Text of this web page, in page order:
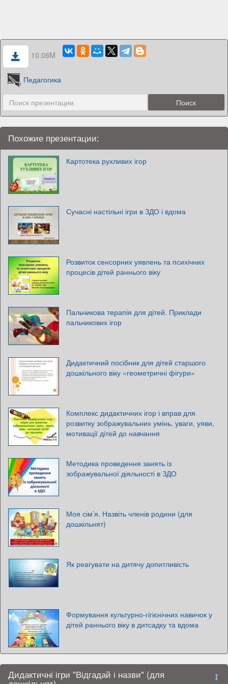
10.06M
Педагогика
Похожие презентации:
Картотека рухливих ігор
Сучасні настільні ігри в ЗДО і вдома
Розвиток сенсорних уявлень та психічних
процесів дітей раннього віку
Пальчикова терапія для дітей. Приклади
пальчикових ігор
Дидактичний посібник для дітей старшого
дошкільного віку «геометричні фігури»
Комплекс дидактичних ігор і вправ для
розвитку зображувальних умінь, уваги, уяви,
мотивації дітей до навчання
Методика проведення занять із
зображувальної діяльності в ЗДО
Моя сім’я. Назвіть членів родини (для
дошкільнят)
Як реагувати на дитячу допитливість
Формування культурно-гігієнічних навичок у
дітей раннього віку в дитсадку та вдома
Дидактичні ігри "Відгадай і назви" (для